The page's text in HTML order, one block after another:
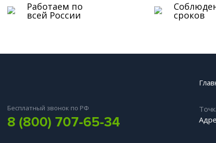
Работаем по
всей России сроков
Бесплатный звонок по РФ
8 (800) 707-65-34